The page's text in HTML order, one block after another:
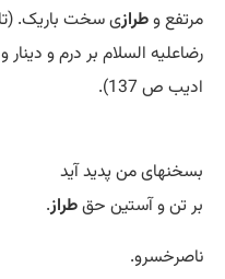
مرتفع وطراز
رضاعلیه السلام بر درم و دینار و
ادیب ص 137).
بسخنهای من پدید آید
بر تن و آستین حقطراز.
ناصرخسرو.